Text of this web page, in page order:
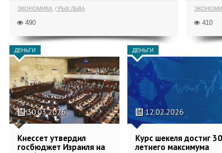
ЭКОНОМИКА РЫК ЛЬВА
490 410
ДЕНЬГИ
30.03.2026
Кнессет утвердил
госбюджет Израиля на
ДЕНЬГИ
12.02.2026
Курс шекеля достиг
летнего максимума